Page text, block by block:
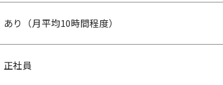
あり（月平均10時間程度）
正社員